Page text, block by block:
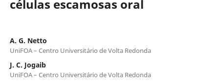
células escamosas oral
A. G. Netto
UniFOA – Centro Universitário de Volta Redonda
J. C. Jogaib
UniFOA – Centro Universitário de Volta Redonda